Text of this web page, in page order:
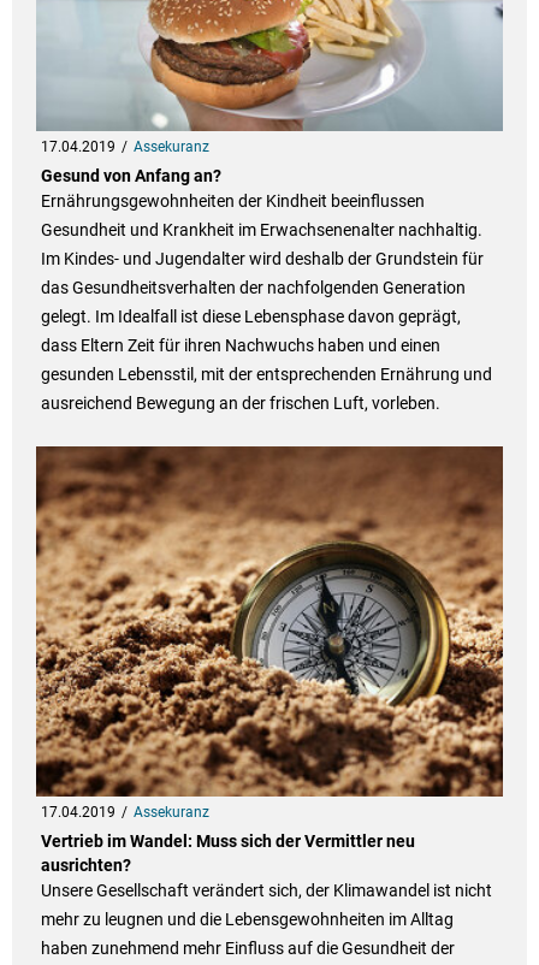
17.04.2019 Assekuranz
Gesund von Anfang an?
Ernährungsgewohnheiten der Kindheit beeinflussen
Gesundheit und Krankheit im Erwachsenenalter nachhaltig.
Im Kindes- und Jugendalter wird deshalb der Grundstein für
das Gesundheitsverhalten der nachfolgenden Generation
gelegt. Im Idealfall ist diese Lebensphase davon geprägt,
dass Eltern Zeit für ihren Nachwuchs haben und einen
gesunden Lebensstil, mit der entsprechenden Ernährung und
ausreichend Bewegung an der frischen Luft, vorleben.
17.04.2019 Assekuranz
Vertrieb im Wandel: Muss sich der Vermittler neu
ausrichten?
Unsere Gesellschaft verändert sich, der Klimawandel ist nicht
mehr zu leugnen und die Lebensgewohnheiten im Alltag
haben zunehmend mehr Einfluss auf die Gesundheit der